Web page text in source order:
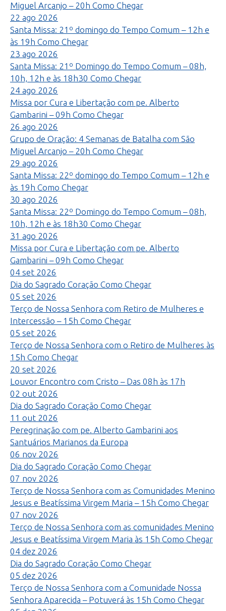
Miguel Arcanjo – 20h Como Chegar
22 ago 2026
Santa Missa: 21º domingo do Tempo Comum – 12h e
às 19h Como Chegar
23 ago 2026
Santa Missa: 21º Domingo do Tempo Comum – 08h,
10h, 12h e às 18h30 Como Chegar
24 ago 2026
Missa por Cura e Libertação com pe. Alberto
Gambarini – 09h Como Chegar
26 ago 2026
Grupo de Oração: 4 Semanas de Batalha com São
Miguel Arcanjo – 20h Como Chegar
29 ago 2026
Santa Missa: 22º domingo do Tempo Comum – 12h e
às 19h Como Chegar
30 ago 2026
Santa Missa: 22º Domingo do Tempo Comum – 08h,
10h, 12h e às 18h30 Como Chegar
31 ago 2026
Missa por Cura e Libertação com pe. Alberto
Gambarini – 09h Como Chegar
04 set 2026
Dia do Sagrado Coração Como Chegar
05 set 2026
Terço de Nossa Senhora com Retiro de Mulheres e
Intercessão – 15h Como Chegar
05 set 2026
Terço de Nossa Senhora com o Retiro de Mulheres às
15h Como Chegar
20 set 2026
Louvor Encontro com Cristo – Das 08h às 17h
02 out 2026
Dia do Sagrado Coração Como Chegar
11 out 2026
Peregrinação com pe. Alberto Gambarini aos
Santuários Marianos da Europa
06 nov 2026
Dia do Sagrado Coração Como Chegar
07 nov 2026
Terço de Nossa Senhora com as Comunidades Menino
Jesus e Beatíssima Virgem Maria – 15h Como Chegar
07 nov 2026
Terço de Nossa Senhora com as comunidades Menino
Jesus e Beatíssima Virgem Maria às 15h Como Chegar
04 dez 2026
Dia do Sagrado Coração Como Chegar
05 dez 2026
Terço de Nossa Senhora com a Comunidade Nossa
Senhora Aparecida – Potuverá às 15h Como Chegar